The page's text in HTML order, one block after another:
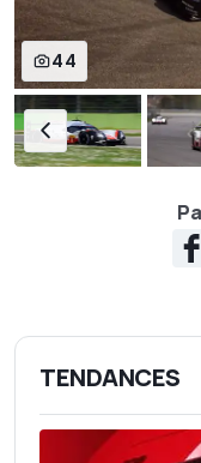
44
TENDANCES